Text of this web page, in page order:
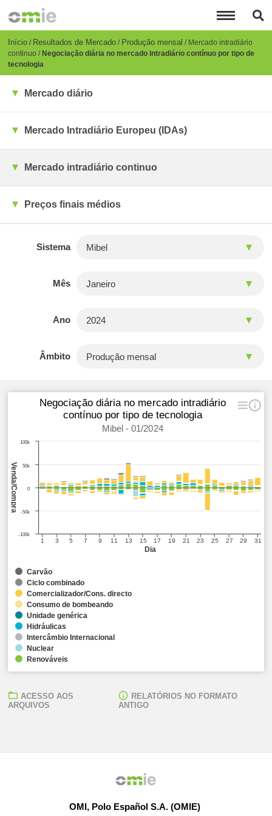
para
conteúdo
principal
Breadcrumb
Início Resultados de Mercado Produção mensal
Mercado intradiário
continuo Negociação diária no mercado intradiário contínuo por tipo de
tecnologia
Mercado diário
Mercado Intradiário Europeu (IDAs)
Mercado intradiário continuo
Preços finais médios
Sistema
Mês
Ano
Âmbito
Dia
Venda/Compra
Negociação diária no mercado intradiário
contínuo por tipo de tecnologia
Mibel - 01/2024
1 3 5 7 9 11 13 15 17 19 21 23 25 27 29 31
-50k
0
50k
-100k
100k
Carvão
Ciclo combinado
Comercializador/Cons. directo
Consumo de bombeando
Unidade genérica
Hidráulicas
Intercâmbio Internacional
Nuclear
Renováveis
ACESSO AOS
ARQUIVOS
RELATÓRIOS NO FORMATO
ANTIGO
OMI, Polo Español S.A. (OMIE)